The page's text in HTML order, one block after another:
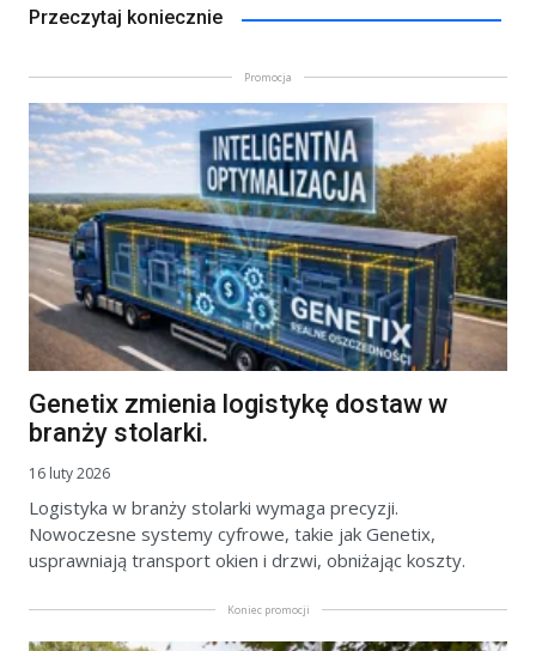
Przeczytaj koniecznie
Promocja
Genetix zmienia logistykę dostaw w
branży stolarki.
16 luty 2026
Logistyka w branży stolarki wymaga precyzji.
Nowoczesne systemy cyfrowe, takie jak Genetix,
usprawniają transport okien i drzwi, obniżając koszty.
Koniec promocji